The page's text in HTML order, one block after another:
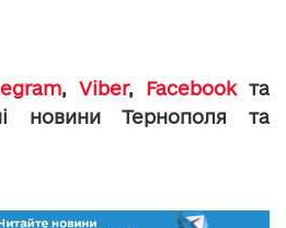
, Viber, Facebookта
новини Тернополя та